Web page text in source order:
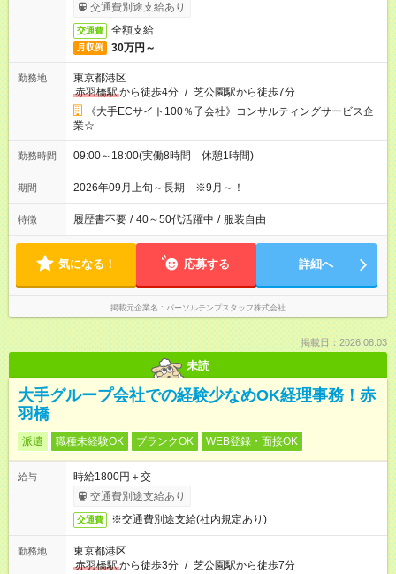
交通費別途支給あり
交通費 全額支給
月収例 30万円～
勤務地
東京都港区
赤羽橋駅から徒歩4分 / 芝公園駅から徒歩7分
《大手ECサイト100％子会社》コンサルティングサービス企
業☆
勤務時間 09:00～18:00(実働8時間 休憩1時間)
期間 2026年09月上旬～長期 ※9月～！
特徴 履歴書不要 / 40～50代活躍中 / 服装自由
気になる！ 応募する 詳細へ
掲載元企業名 パーソルテンプスタッフ株式会社
掲載日：2026.08.03
未読
大手グループ会社での経験少なめOK経理事務！赤
羽橋
派遣 職種未経験OK ブランクOK WEB登録・面接OK
給与
時給1800円＋交
交通費別途支給あり
交通費 ※交通費別途支給(社内規定あり)
勤務地
東京都港区
赤羽橋駅から徒歩3分 / 芝公園駅から徒歩7分